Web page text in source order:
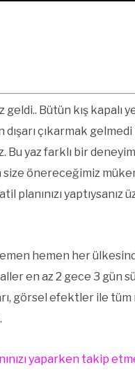
geldi.. Bütün kış kapalı
çıkarmak gelmedi
Bu yaz farklı bir
size önereceğimiz
planınızı
hemen her
en az 2 gece 3 gün
görsel efektler ile
yaparken takip